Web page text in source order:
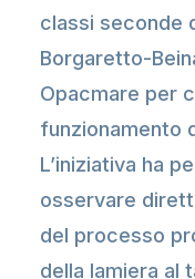
classi seconde
Borgaretto-
Opacmare per
funzionamento
L’iniziativa ha
osservare
del processo
della lamiera al